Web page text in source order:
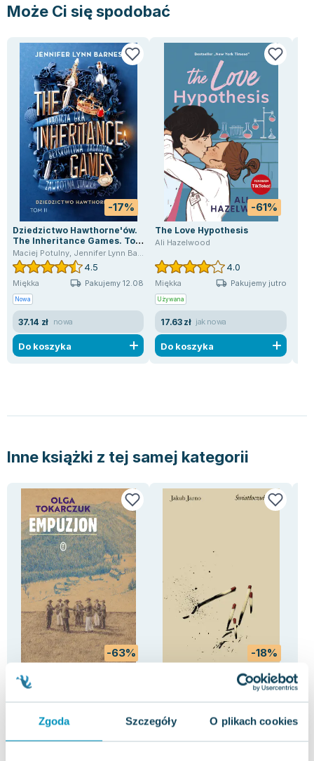
Zgoda Szczegóły O plikach cookies
Lorraine Warren
Lucinda Riley
Jacek Walkiewicz
Może Ci się spodobać
-17%
Dziedzictwo Hawthorne'ów.
The Inheritance Games. Tom
2
Maciej Potulny, Jennifer Lynn Barnes
4.5
Miękka Pakujemy 12.08
Nowa
37.14 zł nowa
Do koszyka
-61%
The Love Hypothesis
Ali Hazelwood
4.0
Miękka Pakujemy jutro
Używana
17.63 zł jak nowa
Do koszyka
Inne książki z tej samej kategorii
-63%
Empuzjon
Olga Tokarczuk
Pakujemy jutro
-18%
Miękka Pakujemy 12.08